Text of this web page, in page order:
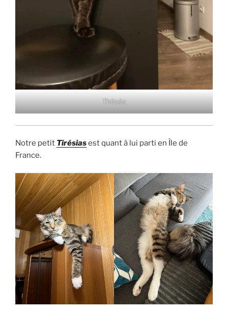
Thésée
Notre petit Tirésiasest quant à lui parti en Île de
France.